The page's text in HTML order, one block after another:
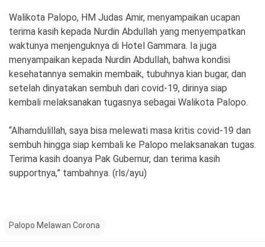
Walikota Palopo, HM Judas Amir, menyampaikan ucapan
terima kasih kepada Nurdin Abdullah yang menyempatkan
waktunya menjenguknya di Hotel Gammara. Ia juga
menyampaikan kepada Nurdin Abdullah, bahwa kondisi
kesehatannya semakin membaik, tubuhnya kian bugar, dan
setelah dinyatakan sembuh dari covid-19, dirinya siap
kembali melaksanakan tugasnya sebagai Walikota Palopo.
“Alhamdulillah, saya bisa melewati masa kritis covid-19 dan
sembuh hingga siap kembali ke Palopo melaksanakan tugas.
Terima kasih doanya Pak Gubernur, dan terima kasih
supportnya,” tambahnya. (rls/ayu)
Palopo Melawan Corona